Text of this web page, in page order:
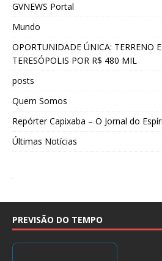
GVNEWS Portal
Mundo
OPORTUNIDADE ÚNICA: TERRENO
TERESÓPOLIS POR R$ 480 MIL
posts
Quem Somos
Repórter Capixaba – O Jornal do
Últimas Notícias
PREVISÃO DO TEMPO